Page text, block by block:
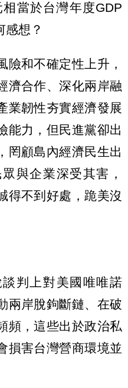
當於台灣年度GDP
感想？
險和不確定性上升，
濟合作、深化兩岸融
業韌性夯實經濟發展
能力，但民進黨卻出
罔顧島內經濟民生出
與企業深受其害，
得不到好處，跪美沒
判上對美國唯唯諾
兩岸脫鉤斷鏈、在破
頻，這些出於政治私
損害台灣營商環境並